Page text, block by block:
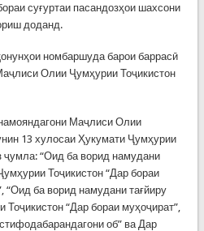
суғуртаи пасандозҳои шахсони
доданд.
номбаршуда барои баррасӣ
Олии Ҷумҳурии Тоҷикистон
Маҷлиси Олии
13 хулосаи Ҳукумати Ҷумҳурии
ҷумла: “Оид ба ворид намудани
Тоҷикистон “Дар бораи
“Оид ба ворид намудани тағйиру
“Дар бораи муҳоҷират”,
об” ва Дар